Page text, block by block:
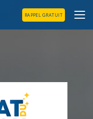
RAPPEL GRATUIT